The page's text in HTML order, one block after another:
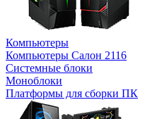
Компьютеры
Компьютеры Салон 2116
Системные блоки
Моноблоки
Платформы для сборки ПК